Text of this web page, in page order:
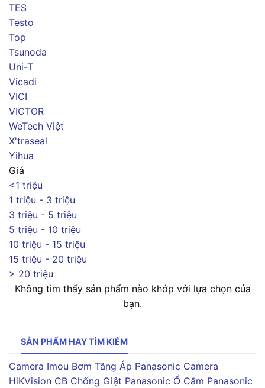
TES
Testo
Top
Tsunoda
Uni-T
Vicadi
VICI
VICTOR
WeTech Việt
X'traseal
Yihua
Giá
<1 triệu
1 triệu - 3 triệu
3 triệu - 5 triệu
5 triệu - 10 triệu
10 triệu - 15 triệu
15 triệu - 20 triệu
> 20 triệu
Không tìm thấy sản phẩm nào khớp với lựa chọn của
bạn.
SẢN PHẨM HAY TÌM KIẾM
Camera Imou Bơm Tăng Áp Panasonic Camera
HiKVision CB Chống Giật Panasonic Ổ Cắm Panasonic